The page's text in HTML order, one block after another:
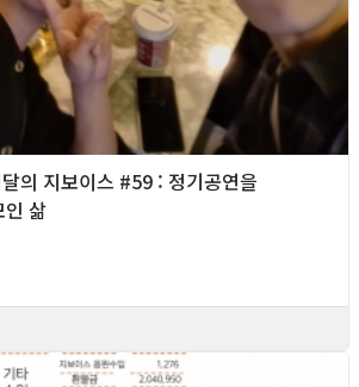
의 지보이스 #59 : 정기공연을
인 삶